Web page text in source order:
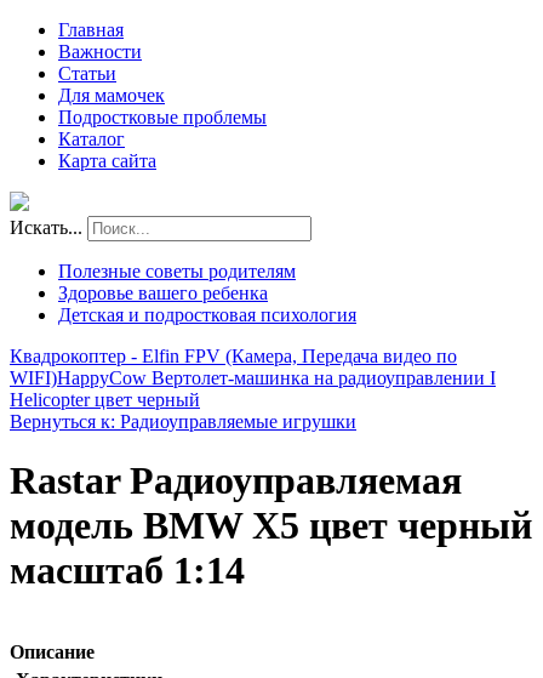
Главная
Важности
Статьи
Для мамочек
Подростковые проблемы
Каталог
Карта сайта
Искать...
Полезные советы родителям
Здоровье вашего ребенка
Детская и подростковая психология
Квадрокоптер - Elfin FPV (Камера, Передача видео по
WIFI)HappyCow Вертолет-машинка на радиоуправлении I
Helicopter цвет черный
Вернуться к: Радиоуправляемые игрушки
Rastar Радиоуправляемая
модель BMW X5 цвет черный
масштаб 1:14
Описание